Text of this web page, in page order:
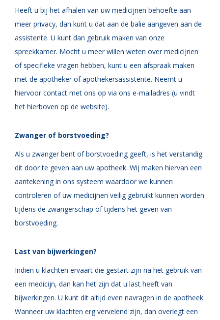
Heeft u bij het afhalen van uw medicijnen behoefte aan
meer privacy, dan kunt u dat aan de balie aangeven aan de
assistente. U kunt dan gebruik maken van onze
spreekkamer. Mocht u meer willen weten over medicijnen
of specifieke vragen hebben, kunt u een afspraak maken
met de apotheker of apothekersassistente. Neemt u
hiervoor contact met ons op via ons e-mailadres (u vindt
het hierboven op de website).
Zwanger of borstvoeding?
Als u zwanger bent of borstvoeding geeft, is het verstandig
dit door te geven aan uw apotheek. Wij maken hiervan een
aantekening in ons systeem waardoor we kunnen
controleren of uw medicijnen veilig gebruikt kunnen worden
tijdens de zwangerschap of tijdens het geven van
borstvoeding.
Last van bijwerkingen?
Indien u klachten ervaart die gestart zijn na het gebruik van
een medicijn, dan kan het zijn dat u last heeft van
bijwerkingen. U kunt dit altijd even navragen in de apotheek.
Wanneer uw klachten erg vervelend zijn, dan overlegt een